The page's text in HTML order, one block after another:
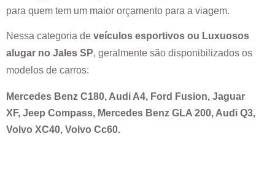
para quem tem um maior orçamento para a viagem.
Nessa categoria de veículos esportivos ou Luxuosos
alugar no Jales SP, geralmente são disponibilizados os
modelos de carros:
Mercedes Benz C180, Audi A4, Ford Fusion, Jaguar
XF, Jeep Compass, Mercedes Benz GLA 200, Audi Q3,
Volvo XC40, Volvo Cc60.